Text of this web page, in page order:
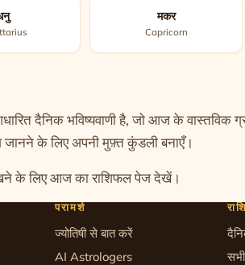
मकर
Capricorn
दैनिक भविष्यवाणी है, जो आज के वास्तविक
जानने के लिए अपनीमुफ़्त कुंडलीबनाएँ।
के लिएआज का राशिफलपेज देखें।
परामर्श
ज्योतिषी से बात करें
AI Astrologers